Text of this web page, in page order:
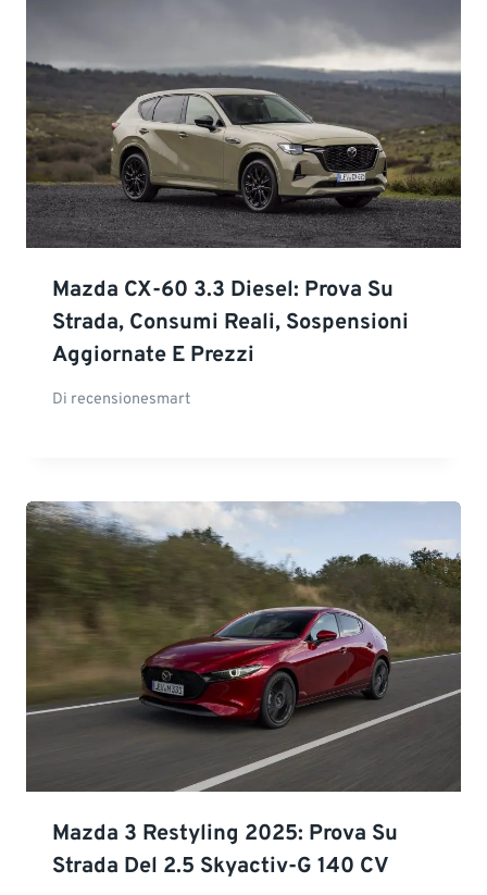
Mazda CX-60 3.3 Diesel: Prova Su
Strada, Consumi Reali, Sospensioni
Aggiornate E Prezzi
Di recensionesmart
Mazda 3 Restyling 2025: Prova Su
Strada Del 2.5 Skyactiv-G 140 CV